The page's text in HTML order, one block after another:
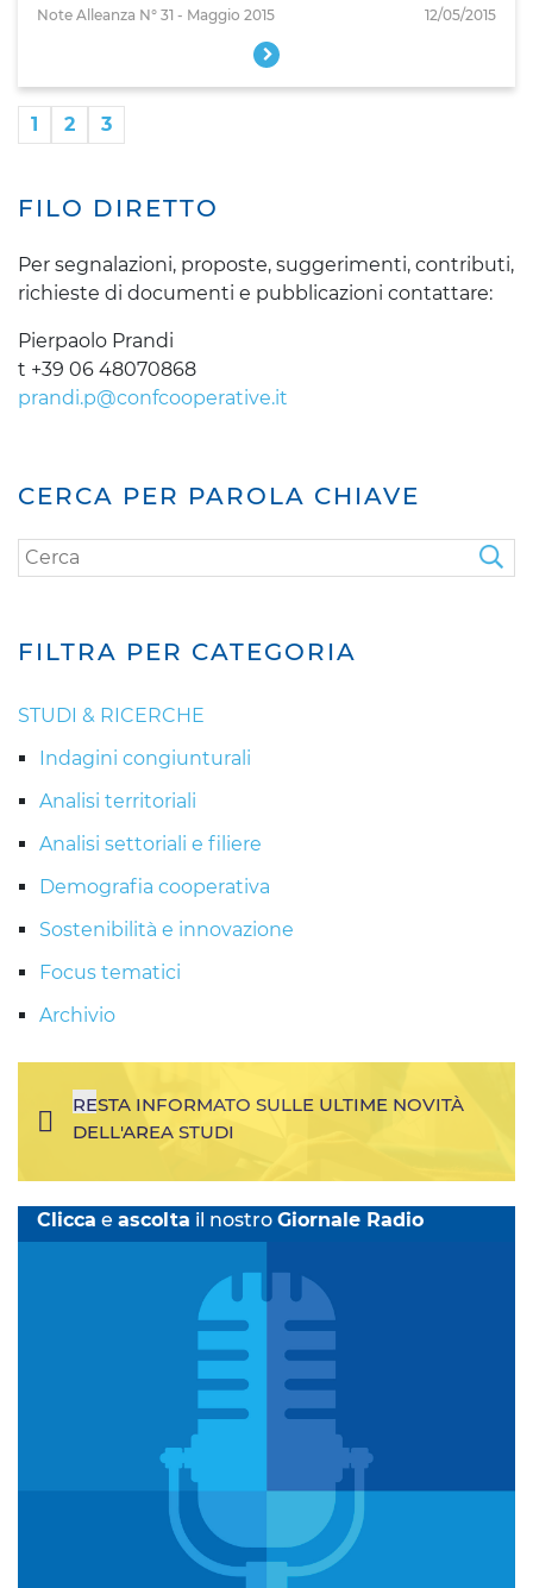
Note Alleanza N° 31 - Maggio 2015 12/05/2015
1 2 3
FILO DIRETTO
Per segnalazioni, proposte, suggerimenti, contributi,
richieste di documenti e pubblicazioni contattare:
Pierpaolo Prandi
t +39 06 48070868
prandi.p@confcooperative.it
CERCA PER PAROLA CHIAVE
FILTRA PER CATEGORIA
STUDI & RICERCHE
Indagini congiunturali
Analisi territoriali
Analisi settoriali e filiere
Demografia cooperativa
Sostenibilità e innovazione
Focus tematici
Archivio
RESTA INFORMATO SULLE ULTIME NOVITÀ
DELL'AREA STUDI
Clicca e ascolta il nostro Giornale Radio